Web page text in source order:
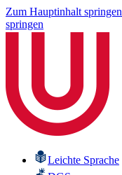
Zum Hauptinhalt springen
springen
Leichte Sprache